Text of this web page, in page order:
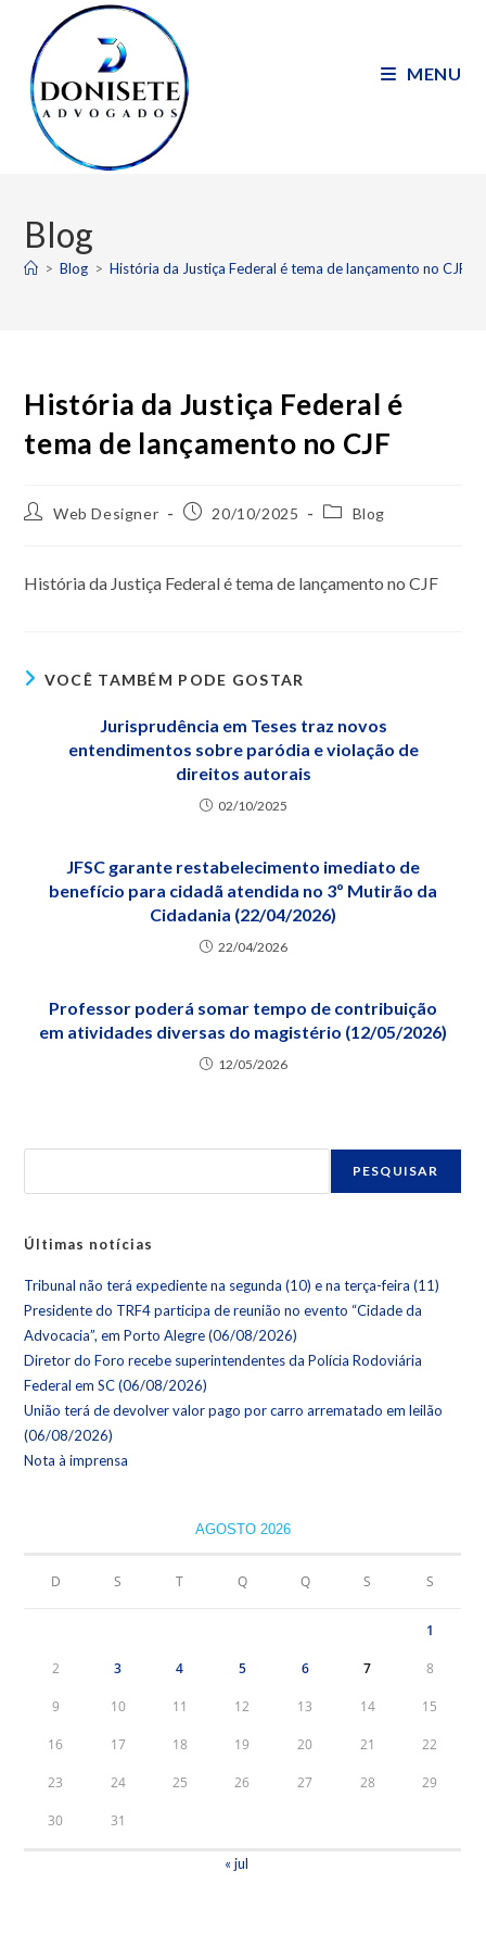
MENU
Blog
> Blog > História da Justiça Federal é tema de lançamento no CJF
História da Justiça Federal é
tema de lançamento no CJF
Web Designer 20/10/2025 Blog
História da Justiça Federal é tema de lançamento no CJF
VOCÊ TAMBÉM PODE GOSTAR
Jurisprudência em Teses traz novos
entendimentos sobre paródia e violação de
direitos autorais
02/10/2025
JFSC garante restabelecimento imediato de
benefício para cidadã atendida no 3º Mutirão da
Cidadania (22/04/2026)
22/04/2026
Professor poderá somar tempo de contribuição
em atividades diversas do magistério (12/05/2026)
12/05/2026
PESQUISAR
Últimas notícias
Tribunal não terá expediente na segunda (10) e na terça-feira (11)
Presidente do TRF4 participa de reunião no evento “Cidade da
Advocacia”, em Porto Alegre (06/08/2026)
Diretor do Foro recebe superintendentes da Polícia Rodoviária
Federal em SC (06/08/2026)
União terá de devolver valor pago por carro arrematado em leilão
(06/08/2026)
Nota à imprensa
AGOSTO 2026
D S T Q Q S S
1
2 3 4 5 6 7 8
9 10 11 12 13 14 15
16 17 18 19 20 21 22
23 24 25 26 27 28 29
30 31
« jul